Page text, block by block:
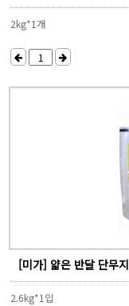
2kg*1개
[미가] 얇은 반달 단무지
2.6kg*1입